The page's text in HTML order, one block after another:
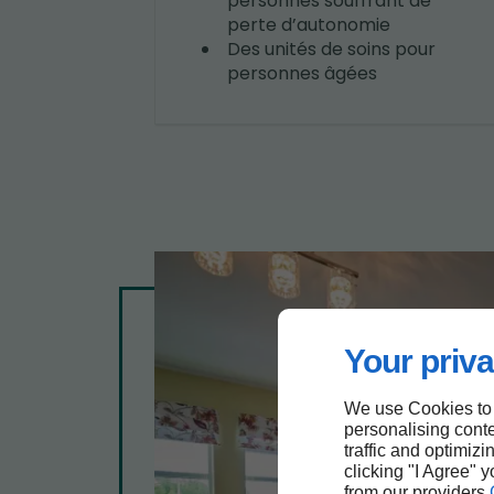
Your
We use Cookies
personalising
traffic and
clicking "I Agree"
perte d’autonomie
Des unités de soins pour
personnes âgées